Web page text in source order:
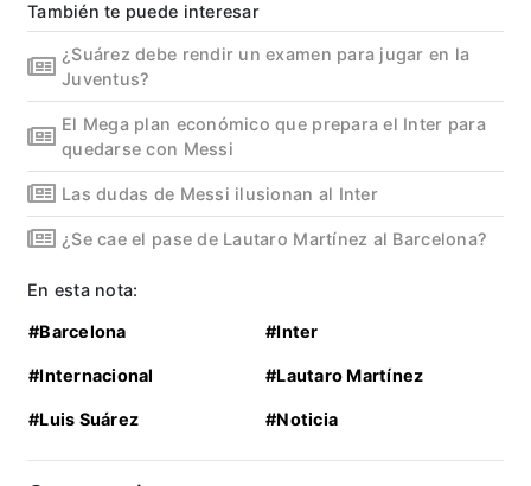
También te puede interesar
¿Suárez debe rendir un examen para jugar en la
Juventus?
El Mega plan económico que prepara el Inter para
quedarse con Messi
Las dudas de Messi ilusionan al Inter
¿Se cae el pase de Lautaro Martínez al Barcelona?
En esta nota:
#Barcelona #Inter
#Internacional #Lautaro Martínez
#Luis Suárez #Noticia